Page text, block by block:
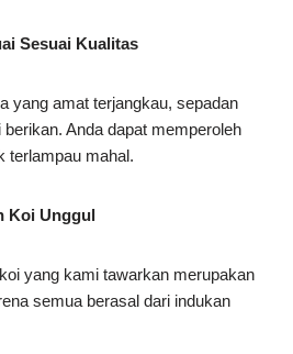
Sesuai Kualitas
yang amat terjangkau, sepadan
Anda dapat memperoleh
terlampau mahal.
Koi Unggul
yang kami tawarkan merupakan
semua berasal dari indukan